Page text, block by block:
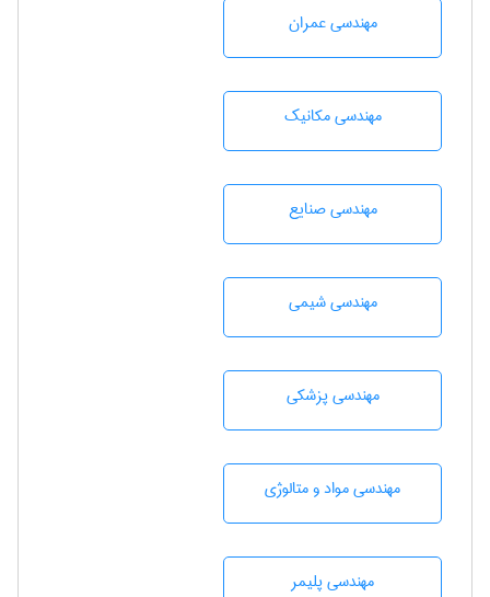
مهندسی عمران
مهندسی مکانیک
مهندسی صنايع
مهندسي شيمی
مهندسی پزشکی
مهندسی مواد و متالوژی
مهندسی پليمر